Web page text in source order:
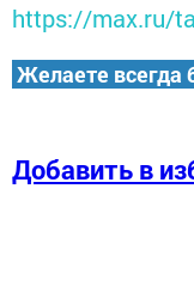
https://max.ru/
Желаете всегда
Добавить в